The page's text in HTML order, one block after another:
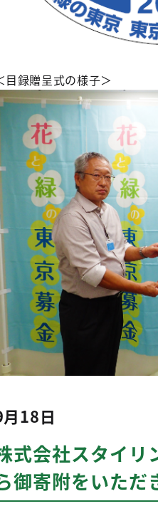
目録贈呈式の様子＞
18日
式会社スタイ
御寄附をいただ